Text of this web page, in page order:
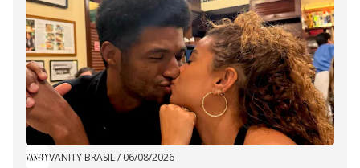
VANITY BRASIL/ 06/08/2026